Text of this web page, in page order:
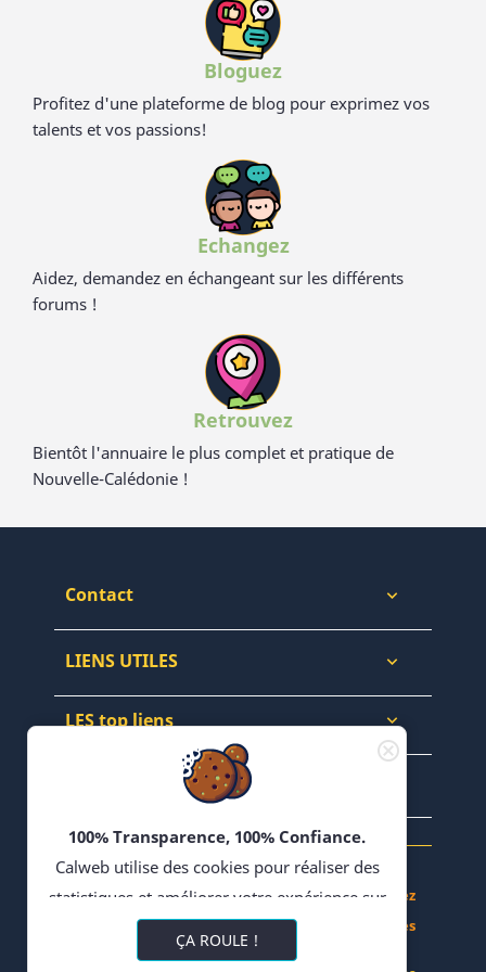
Bloguez
Profitez d'une plateforme de blog pour exprimez vos
talents et vos passions!
Echangez
Aidez, demandez en échangeant sur les différents
forums !
Retrouvez
Bientôt l'annuaire le plus complet et pratique de
Nouvelle-Calédonie !
Contact 
LIENS UTILES 
LES top liens 
NEWSLETTERS & WEB
100% Transparence, 100% Confiance.
Calweb utilise des cookies pour réaliser des
statistiques et améliorer votre expérience sur
son site. En poursuivant votre navigation,
vous acceptez l'utilisation de cookies ou
ÇA ROULE !
Achetez, Vendez - Échangez en Forums - Bloguez
- Partagez vos Recettes